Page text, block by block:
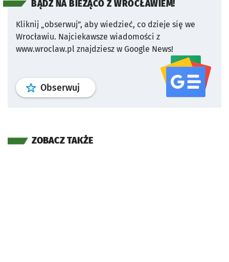
BĄDŹ NA BIEŻĄCO Z WROCŁAWIEM!
Kliknij „obserwuj”, aby wiedzieć, co dzieje się we
Wrocławiu. Najciekawsze wiadomości z
www.wroclaw.pl znajdziesz w Google News!
Obserwuj profil serwisu
ZOBACZ TAKŻE